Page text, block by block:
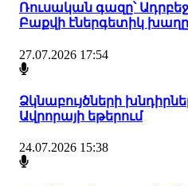
Ռուսական գազը՝
Բաքվի էներգետիկ խաղը
27.07.2026 17:54
Ձկնաբույծների
Ավրորայի եթերում
24.07.2026 15:38